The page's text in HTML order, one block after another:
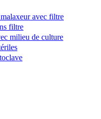
avec filtre
filtre
milieu de culture